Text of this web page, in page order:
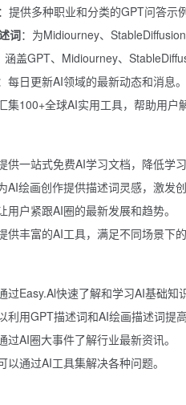
：提供多种职业和分类的GPT问答示
词：为Midiourney、
涵盖GPT、Midiourney、
每日更新AI领域的最新动态和消息。
集100+全球AI实用工具，帮助用户
供一站式免费AI学习文档，降低学习
AI绘画创作提供描述词灵感，激发创
用户紧跟AI圈的最新发展和趋势。
供丰富的AI工具，满足不同场景下的
过Easy.Al快速了解和学习AI基础知识
利用GPT描述词和AI绘画描述词提高
过AI圈大事件了解行业最新资讯。
以通过AI工具集解决各种问题。